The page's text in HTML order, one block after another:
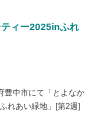
ィー2025inふれ
豊中市にて「とよなか
れあい緑地」[第2週]